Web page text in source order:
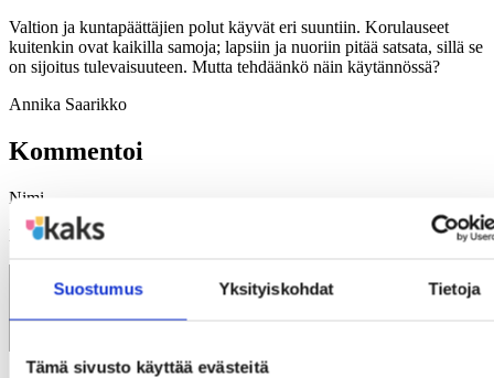
Suostumus Yksityiskohdat Tietoja
Tämä sivusto käyttää evästeitä
Valtion ja kuntapäättäjien polut käyvät eri suuntiin. Korulauseet
kuitenkin ovat kaikilla samoja; lapsiin ja nuoriin pitää satsata, sillä se
on sijoitus tulevaisuuteen. Mutta tehdäänkö näin käytännössä?
Annika Saarikko
Kommentoi
Nimi
Kommentti*